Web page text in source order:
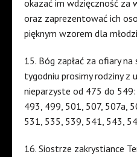
okazać im wdzięczność za
oraz zaprezentować ich
pięknym wzorem dla
15. Bóg zapłać za ofiary
tygodniu prosimy rodziny z
nieparzyste od 475 do
493, 499, 501, 507, 507a,
531, 535, 539, 541, 543,
16. Siostrze zakrystiance